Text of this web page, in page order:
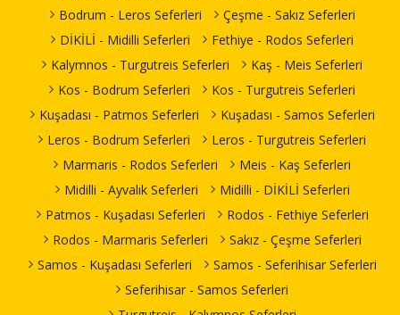
Bodrum - Leros Seferleri
Çeşme - Sakız Seferleri
DİKİLİ - Midilli Seferleri
Fethiye - Rodos Seferleri
Kalymnos - Turgutreis Seferleri
Kaş - Meis Seferleri
Kos - Bodrum Seferleri
Kos - Turgutreis Seferleri
Kuşadası - Patmos Seferleri
Kuşadası - Samos Seferleri
Leros - Bodrum Seferleri
Leros - Turgutreis Seferleri
Marmaris - Rodos Seferleri
Meis - Kaş Seferleri
Midilli - Ayvalık Seferleri
Midilli - DİKİLİ Seferleri
Patmos - Kuşadası Seferleri
Rodos - Fethiye Seferleri
Rodos - Marmaris Seferleri
Sakız - Çeşme Seferleri
Samos - Kuşadası Seferleri
Samos - Seferihisar Seferleri
Seferihisar - Samos Seferleri